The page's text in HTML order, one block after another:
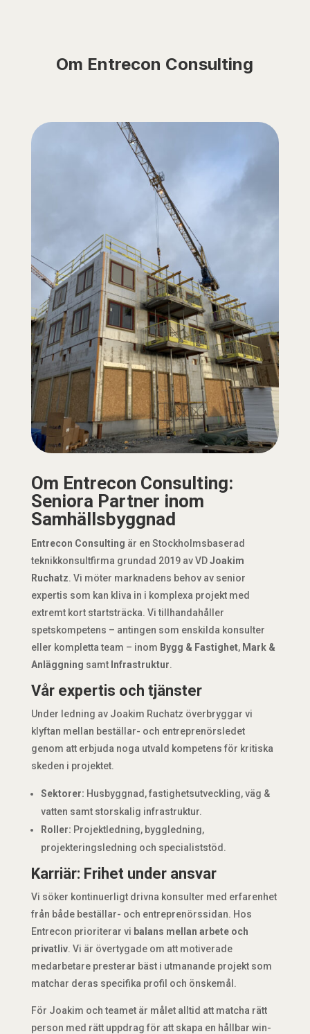
Om Entrecon Consulting
Om Entrecon Consulting:
Seniora Partner inom
Samhällsbyggnad
Entrecon Consulting är en Stockholmsbaserad
teknikkonsultfirma grundad 2019 av VDJoakim
Ruchatz. Vi möter marknadens behov av senior
expertis som kan kliva in i komplexa projekt med
extremt kort startsträcka. Vi tillhandahåller
spetskompetens – antingen som enskilda konsulter
eller kompletta team – inom Bygg & Fastighet, Mark &
Anläggning samt Infrastruktur.
Vår expertis och tjänster
Under ledning av Joakim Ruchatz överbryggar vi
klyftan mellan beställar- och entreprenörsledet
genom att erbjuda noga utvald kompetens för kritiska
skeden i projektet.
Sektorer: Husbyggnad, fastighetsutveckling, väg &
vatten samt storskalig infrastruktur.
Roller: Projektledning, byggledning,
projekteringsledning och specialiststöd.
Karriär: Frihet under ansvar
Vi söker kontinuerligt drivna konsulter med erfarenhet
från både beställar- och entreprenörssidan. Hos
Entrecon prioriterar vi balans mellan arbete och
privatliv. Vi är övertygade om att motiverade
medarbetare presterar bäst i utmanande projekt som
matchar deras specifika profil och önskemål.
För Joakim och teamet är målet alltid att matcha rätt
person med rätt uppdrag för att skapa en hållbar win-